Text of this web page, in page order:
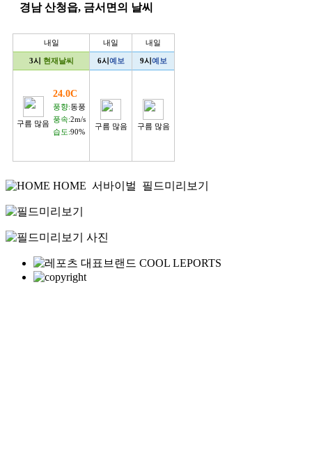
경남 산청읍, 금서면의 날씨
내일
3시 현재날씨
구름 많음
24.0C
풍향:동풍
풍속:2m/s
습도:90%
내일
6시예보
구름 많음
내일
9시예보
구름 많음
HOME 서바이벌 필드미리보기